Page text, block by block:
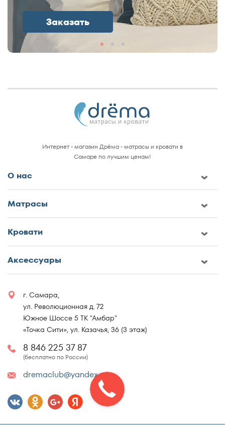
Заказать
Интернет - магазин Дрёма - матрасы и кровати в
Самаре по лучшим ценам!
О нас
Матрасы
Кровати
Аксессуары
г. Самара,
ул. Революционная д. 72
Южное Шоссе 5 ТК "Амбар"
«Точка Сити», ул. Казачья, 36 (3 этаж)
8 846 225 37 87
(бесплатно по России)
dremaclub@yandex.ru